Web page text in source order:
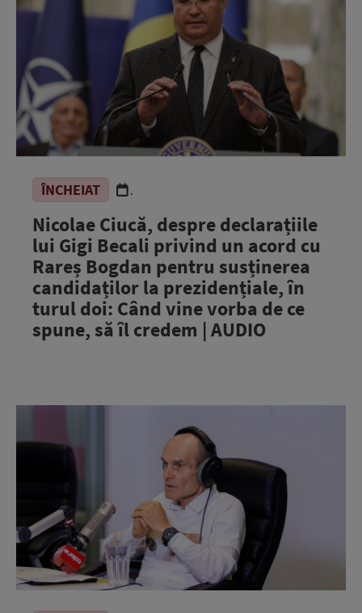
ÎNCHEIAT .
Nicolae Ciucă, despre declarațiile
lui Gigi Becali privind un acord cu
Rareș Bogdan pentru susținerea
candidaților la prezidențiale, în
turul doi: Când vine vorba de ce
spune, să îl credem | AUDIO